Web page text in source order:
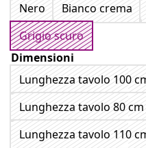
Nero
Bianco crema
Grigio scuro
Dimensioni
Lunghezza tavolo 100
Lunghezza tavolo 80 cm
Lunghezza tavolo 110